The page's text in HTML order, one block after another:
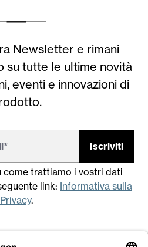
Newsletter e rimani
su tutte le ultime novità
eventi e innovazioni di
Iscriviti
come trattiamo i vostri dati
link: Informativa sulla
Privacy.